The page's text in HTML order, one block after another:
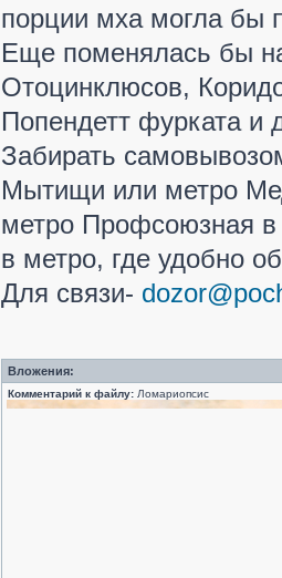
порции мха могла бы
Еще поменялась бы
Отоцинклюсов,
Попендетт фурката и
Забирать
Мытищи или метро
метро Профсоюзная
в метро, где удобно
Для связи-
Вложения:
Комментарий к файлу: Ломариопсис